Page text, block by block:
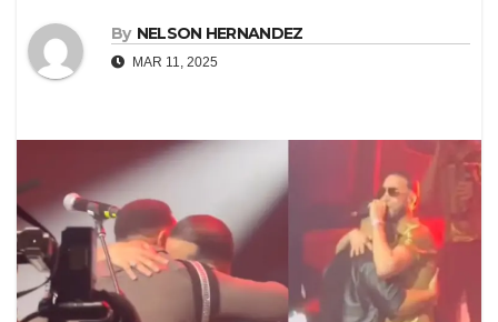
By NELSON HERNANDEZ
MAR 11, 2025